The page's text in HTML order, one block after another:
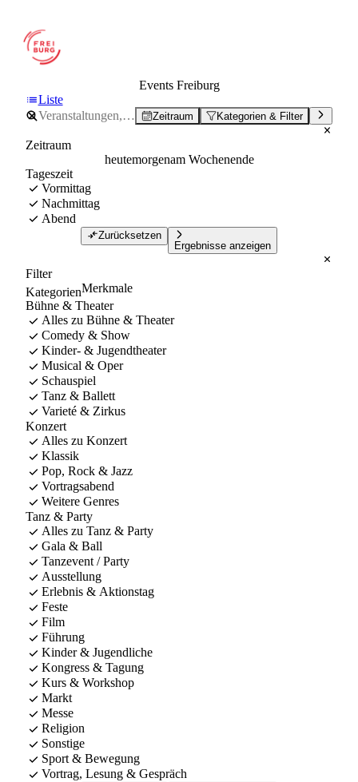
Events Freiburg
Liste
Zeitraum Kategorien & Filter
Zeitraum
heutemorgenam Wochenende
Tageszeit
Vormittag
Nachmittag
Abend
Zurücksetzen
Ergebnisse anzeigen
Filter
KategorienMerkmale
Bühne & Theater
Alles zu Bühne & Theater
Comedy & Show
Kinder- & Jugendtheater
Musical & Oper
Schauspiel
Tanz & Ballett
Varieté & Zirkus
Konzert
Alles zu Konzert
Klassik
Pop, Rock & Jazz
Vortragsabend
Weitere Genres
Tanz & Party
Alles zu Tanz & Party
Gala & Ball
Tanzevent / Party
Ausstellung
Erlebnis & Aktionstag
Feste
Film
Führung
Kinder & Jugendliche
Kongress & Tagung
Kurs & Workshop
Markt
Messe
Religion
Sonstige
Sport & Bewegung
Vortrag, Lesung & Gespräch